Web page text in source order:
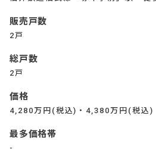
販売戸数
2戸
総戸数
2戸
価格
4,280万円(税込)・4,380万円(税込)
最多価格帯
-